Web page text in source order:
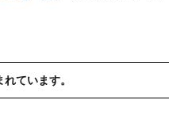
ています。